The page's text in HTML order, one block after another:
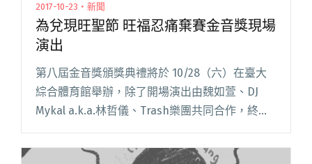
2017-10-23・新聞
為兌現旺聖節 旺福忍痛棄賽金音獎現場
演出
第八屆金音獎頒獎典禮將於 10/28（六）在臺大
綜合體育館舉辦，除了開場演出由魏如萱、DJ
Mykal a.k.a.林哲儀、Trash樂團共同合作，終場
演出則由董事長樂團與九天民俗技藝團聯手擔
綱，本屆入圍最佳現場演出獎的「四分衛」、